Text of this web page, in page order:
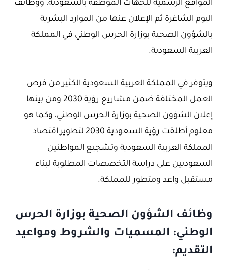
المواقع الرسمية للجهات الموظفة بالسعودية، ووظائف
اليوم الشاغرة ثم الإعلان عنها من الموارد البشرية
بالشؤون الصحية بوزارة الحرس الوطني في المملكة
العربية السعودية.
ويتوفر في المملكة العربية السعودية الكثير من فرص
العمل المختلفة ضمن مشاريع رؤية 2030 ومن بينها
إعلان الشؤون الصحية بوزارة الحرس الوطني، وكما هو
معلوم أطلقت رؤية السعودية 2030 لتطوير اقتصاد
المملكة العربية السعودية وتشجيع المواطنين
السعوديين على دراسة التخصصات المطلوبة لبناء
مستقبل واعد ومتطور للمملكة.
وظائف الشؤون الصحية بوزارة الحرس
الوطني: المسميات والشروط ومواعيد
التقديم: